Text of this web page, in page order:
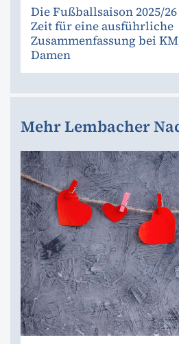
Die Fußballsaison 2025/
Zeit für eine ausführliche
Zusammenfassung bei
Damen
Mehr Lembacher